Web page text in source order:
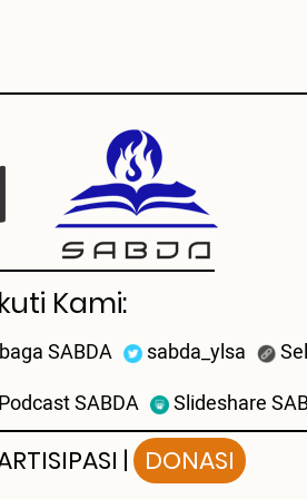
Kami:
SABDA sabda_ylsa
Podcast SABDA Slideshare
| DONASI